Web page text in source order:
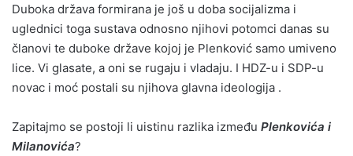
Duboka država formirana je još u doba socijalizma i
uglednici toga sustava odnosno njihovi potomci danas su
članovi te duboke države kojoj je Plenković samo umiveno
lice. Vi glasate, a oni se rugaju i vladaju. I HDZ-u i SDP-u
novac i moć postali su njihova glavna ideologija .
Zapitajmo se postoji li uistinu razlika između Plenkovića i
Milanovića?